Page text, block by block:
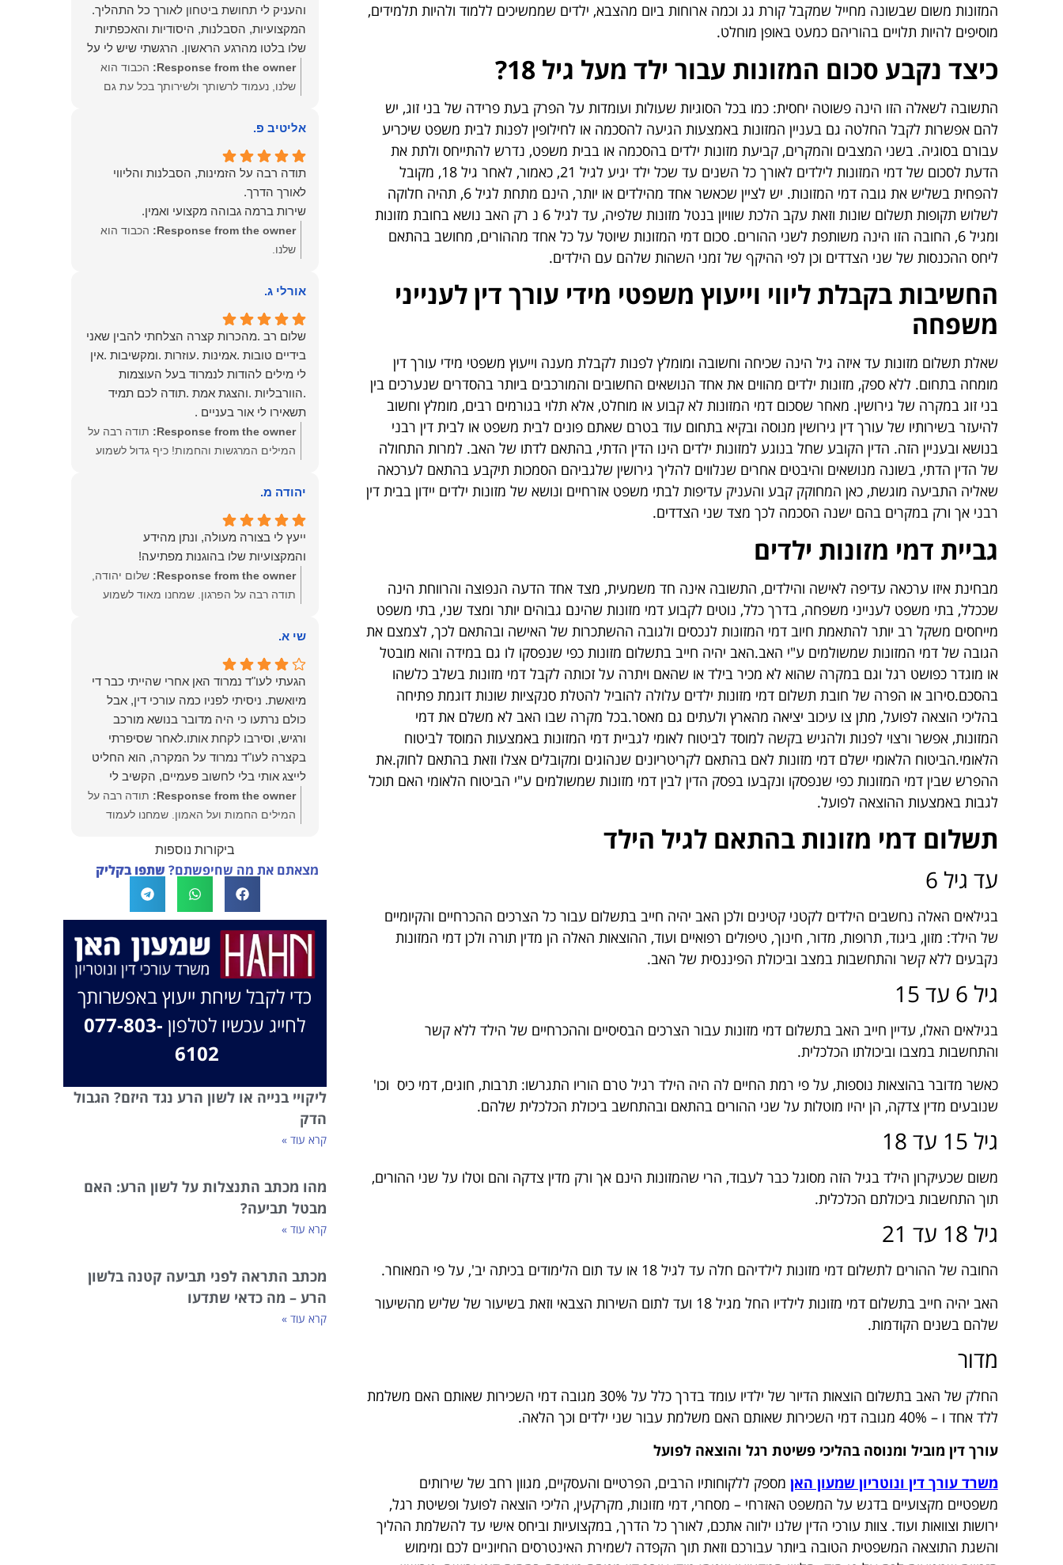
המזונות משום שבשונה מחייל שמקבל קורת גג וכמה ארוחות ביום מהצבא, ילדים שממשיכים ללמוד ולהיות תלמידים,
מוסיפים להיות תלויים בהוריהם כמעט באופן מוחלט.
כיצד נקבע סכום המזונות עבור ילד מעל גיל 18?
התשובה לשאלה הזו הינה פשוטה יחסית: כמו בכל הסוגיות שעולות ועומדות על הפרק בעת פרידה של בני זוג, יש
להם אפשרות לקבל החלטה גם בעניין המזונות באמצעות הגיעה להסכמה או לחילופין לפנות לבית משפט שיכריע
עבורם בסוגיה. בשני המצבים והמקרים, קביעת מזונות ילדים בהסכמה או בבית משפט, נדרש להתייחס ולתת את
הדעת לסכום של דמי המזונות לילדים לאורך כל השנים עד שכל ילד יגיע לגיל 21, כאמור, לאחר גיל 18, מקובל
להפחית בשליש את גובה דמי המזונות. יש לציין שכאשר אחד מהילדים או יותר, הינם מתחת לגיל 6, תהיה חלוקה
לשלוש תקופות תשלום שונות וזאת עקב הלכת שוויון בנטל מזונות שלפיה, עד לגיל 6 נ רק האב נושא בחובת מזונות
ומגיל 6, החובה הזו הינה משותפת לשני ההורים. סכום דמי המזונות שיוטל על כל אחד מההורים, מחושב בהתאם
ליחס ההכנסות של שני הצדדים וכן לפי ההיקף של זמני השהות שלהם עם הילדים.
החשיבות בקבלת ליווי וייעוץ משפטי מידי עורך דין לענייני
משפחה
שאלת תשלום מזונות עד איזה גיל הינה שכיחה וחשובה ומומלץ לפנות לקבלת מענה וייעוץ משפטי מידי עורך דין
מומחה בתחום. ללא ספק, מזונות ילדים מהווים את אחד הנושאים החשובים והמורכבים ביותר בהסדרים שנערכים בין
בני זוג במקרה של גירושין. מאחר שסכום דמי המזונות לא קבוע או מוחלט, אלא תלוי בגורמים רבים, מומלץ וחשוב
להיעזר בשירותיו של עורך דין גירושין מנוסה ובקיא בתחום עוד בטרם שאתם פונים לבית משפט או לבית דין רבני
בנושא ובעניין הזה. הדין הקובע שחל בנוגע למזונות ילדים הינו הדין הדתי, בהתאם לדתו של האב. למרות התחולה
של הדין הדתי, בשונה מנושאים והיבטים אחרים שנלווים להליך גירושין שלגביהם הסמכות תיקבע בהתאם לערכאה
שאליה התביעה מוגשת, כאן המחוקק קבע והעניק עדיפות לבתי משפט אזרחיים ונושא של מזונות ילדים יידון בבית דין
רבני אך ורק במקרים בהם ישנה הסכמה לכך מצד שני הצדדים.
גביית דמי מזונות ילדים
מבחינת איזו ערכאה עדיפה לאישה והילדים, התשובה אינה חד משמעית, מצד אחד הדעה הנפוצה והרווחת הינה
שככלל, בתי משפט לענייני משפחה, בדרך כלל, נוטים לקבוע דמי מזונות שהינם גבוהים יותר ומצד שני, בתי משפט
מייחסים משקל רב יותר להתאמת חיוב דמי המזונות לנכסים ולגובה ההשתכרות של האישה ובהתאם לכך, לצמצם את
הגובה של דמי המזונות שמשולמים ע"י האב.האב יהיה חייב בתשלום מזונות כפי שנפסקו לו גם במידה והוא מובטל
או מוגדר כפושט רגל וגם במקרה שהוא לא מכיר בילד או שהאם ויתרה על זכותה לקבל דמי מזונות בשלב כלשהו
בהסכם.סירוב או הפרה של חובת תשלום דמי מזונות ילדים עלולה להוביל להטלת סנקציות שונות דוגמת פתיחה
בהליכי הוצאה לפועל, מתן צו עיכוב יציאה מהארץ ולעתים גם מאסר.בכל מקרה שבו האב לא משלם את דמי
המזונות, אפשר ורצוי לפנות ולהגיש בקשה למוסד לביטוח לאומי לגביית דמי המזונות באמצעות המוסד לביטוח
הלאומי.הביטוח הלאומי ישלם דמי מזונות לאם בהתאם לקריטריונים שנהוגים ומקובלים אצלו וזאת בהתאם לחוק.את
ההפרש שבין דמי המזונות כפי שנפסקו ונקבעו בפסק הדין לבין דמי מזונות שמשולמים ע"י הביטוח הלאומי האם תוכל
לגבות באמצעות ההוצאה לפועל.
תשלום דמי מזונות בהתאם לגיל הילד
עד גיל 6
בגילאים האלה נחשבים הילדים לקטני קטינים ולכן האב יהיה חייב בתשלום עבור כל הצרכים ההכרחיים והקיומיים
של הילד: מזון, ביגוד, תרופות, מדור, חינוך, טיפולים רפואיים ועוד, ההוצאות האלה הן מדין תורה ולכן דמי המזונות
נקבעים ללא קשר והתחשבות במצב וביכולת הפיננסית של האב.
גיל 6 עד 15
בגילאים האלו, עדיין חייב האב בתשלום דמי מזונות עבור הצרכים הבסיסיים וההכרחיים של הילד ללא קשר
והתחשבות במצבו וביכולתו הכלכלית.
כאשר מדובר בהוצאות נוספות, על פי רמת החיים לה היה הילד רגיל טרם הוריו התגרשו: תרבות, חוגים, דמי כיס וכו'
שנובעים מדין צדקה, הן יהיו מוטלות על שני ההורים בהתאם ובהתחשב ביכולת הכלכלית שלהם.
גיל 15 עד 18
משום שכעיקרון הילד בגיל הזה מסוגל כבר לעבוד, הרי שהמזונות הינם אך ורק מדין צדקה והם וטלו על שני ההורים,
תוך התחשבות ביכולתם הכלכלית.
גיל 18 עד 21
החובה של ההורים לתשלום דמי מזונות לילדיהם חלה עד לגיל 18 או עד תום הלימודים בכיתה יב', על פי המאוחר.
האב יהיה חייב בתשלום דמי מזונות לילדיו החל מגיל 18 ועד לתום השירות הצבאי וזאת בשיעור של שליש מהשיעור
שלהם בשנים הקודמות.
מדור
החלק של האב בתשלום הוצאות הדיור של ילדיו עומד בדרך כלל על 30% מגובה דמי השכירות שאותם האם משלמת
ללד אחד ו – 40% מגובה דמי השכירות שאותם האם משלמת עבור שני ילדים וכך הלאה.
עורך דין מוביל ומנוסה בהליכי פשיטת רגל והוצאה לפועל
משרד עורך דין ונוטריון שמעון האן מספק ללקוחותיו הרבים, הפרטיים והעסקיים, מגוון רחב של שירותים
משפטיים מקצועיים בדגש על המשפט האזרחי – מסחרי, דמי מזונות, מקרקעין, הליכי הוצאה לפועל ופשיטת רגל,
ירושות וצוואות ועוד. צוות עורכי הדין שלנו ילווה אתכם, לאורך כל הדרך, במקצועיות וביחס אישי עד להשלמת ההליך
והשגת התוצאה המשפטית הטובה ביותר עבורכם וזאת תוך הקפדה לשמירת האינטרסים החיוניים לכם ומימוש
והעניק לי תחושת ביטחון לאורך כל התהליך.
המקצועיות, הסבלנות, היסודיות והאכפתיות
שלו בלטו מהרגע הראשון. הרגשתי שיש לי על
מי לסמוך, ואני ממליצה עליו מכל הלב לכל מי
שמחפש עורך דין מקצועי, אמין ומסור.
Response from the owner:
הכבוד הוא
שלנו, נעמוד לרשותך ולשירותך בכל עת גם
אליטיב פ.
תודה רבה על הזמינות, הסבלנות והליווי
שירות ברמה גבוהה מקצועי ואמין.
Response from the owner:
הכבוד הוא
שלנו.
אורלי ג.
שלום רב .מהכרות קצרה הצלחתי להבין שאני
בידיים טובות .אמינות .עוזרות .ומקשיבות .אין
לי מילים להודות לנמרוד בעל העוצמות
.הוורבליות .והצגת אמת .תודה לכם תמיד
תשאירו לי אור בעניים .
Response from the owner:
תודה רבה על
המילים המרגשות והחמות! כיף גדול לשמוע
שווה את הכל. נשמח תמיד לעמוד לרשותך!
יהודה מ.
ייעץ לי בצורה מעולה, ונתן מהידע
והמקצועיות שלו בהוגנות מפתיעה!
Response from the owner:
שלום יהודה,
תודה רבה על הפרגון. שמחנו מאוד לשמוע
הוגנות ומקצועיות הן מעל הכל. נשמח תמיד
שי א.
הגעתי לעו"ד נמרוד האן אחרי שהייתי כבר די
מיואשת. ניסיתי לפניו כמה עורכי דין, אבל
כולם נרתעו כי היה מדובר בנושא מורכב
ורגיש, וסירבו לקחת אותו.לאחר שסיפרתי
בקצרה לעו"ד נמרוד על המקרה, הוא החליט
לייצג אותי בלי לחשוב פעמיים, הקשיב לי
ולקח את התיק שלי פרו בונו מכל הלב.
Response from the owner:
תודה רבה על
המילים החמות ועל האמון. שמחנו לעמוד
המון הצלחה בהמשך. תמיד כאן בשבילך.
בברכה, משרד עו"ד שמעון האן ונוטריון
ביקורות נוספות
מצאתם את מה שחיפשתם? שתפו בקליק
כדי לקבל שיחת ייעוץ באפשרותך
לחייג עכשיו לטלפון 077-803-
6102
ליקויי בנייה או לשון הרע נגד היזם? הגבול
הדק
קרא עוד »
מהו מכתב התנצלות על לשון הרע: האם
מבטל תביעה?
קרא עוד »
מכתב התראה לפני תביעה קטנה בלשון
הרע – מה כדאי שתדעו
קרא עוד »